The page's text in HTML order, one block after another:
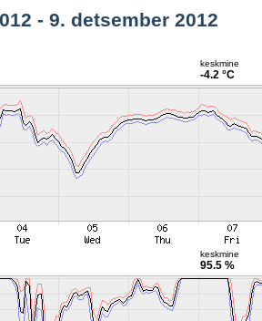
- 9. detsember 2012
keskmine
-4.2 °C
keskmine
95.5 %